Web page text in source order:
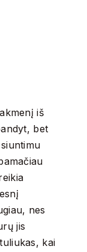
iš
bet
nes
jis
kai